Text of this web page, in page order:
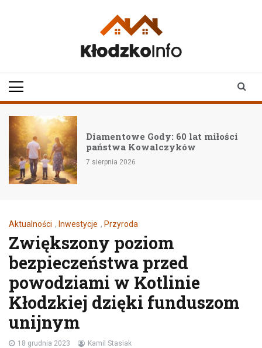
Diamentowe Gody: 60 lat miłości
państwa Kowalczyków
7 sierpnia 2026
Aktualności , Inwestycje , Przyroda
Zwiększony poziom
bezpieczeństwa przed
powodziami w Kotlinie
Kłodzkiej dzięki funduszom
unijnym
18 grudnia 2023 Kamil Stasiak